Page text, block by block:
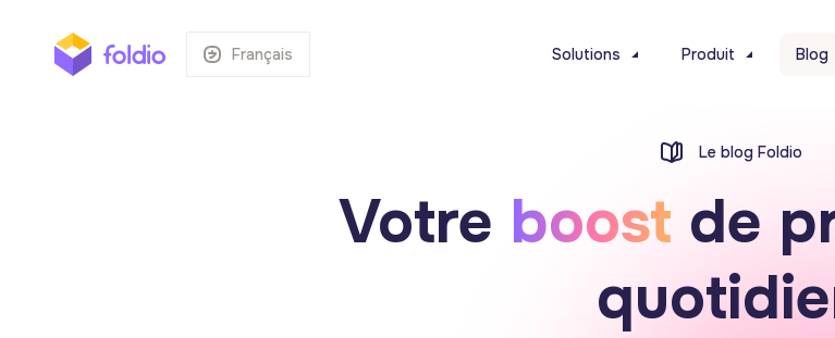
Français Solutions Produit Blog
Le blog Foldio
Votre boost de